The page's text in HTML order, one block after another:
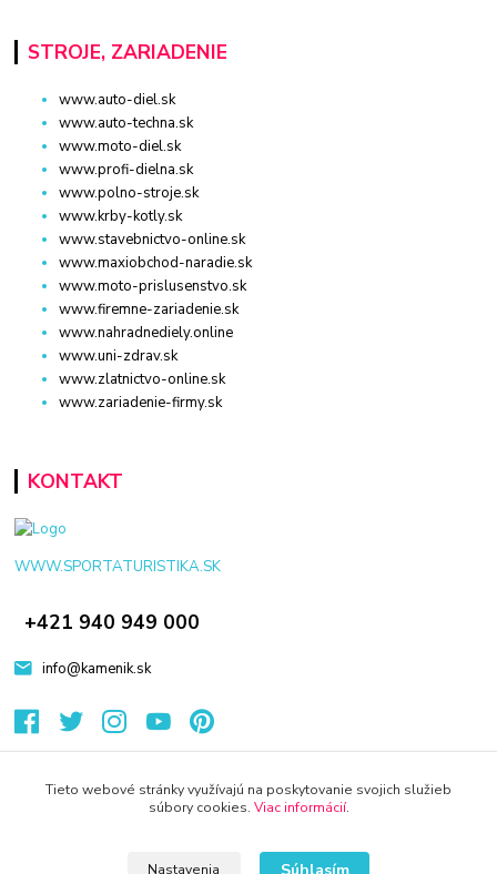
STROJE, ZARIADENIE
www.auto-diel.sk
www.auto-techna.sk
www.moto-diel.sk
www.profi-dielna.sk
www.polno-stroje.sk
www.krby-kotly.sk
www.stavebnictvo-online.sk
www.maxiobchod-naradie.sk
www.moto-prislusenstvo.sk
www.firemne-zariadenie.sk
www.nahradnediely.online
www.uni-zdrav.sk
www.zlatnictvo-online.sk
www.zariadenie-firmy.sk
KONTAKT
WWW.SPORTATURISTIKA.SK
+421 940 949 000
info@kamenik.sk
Eshop-rychlo.sk
Tieto webové stránky využívajú na poskytovanie svojich služieb
súbory cookies. Viac informácií.
Nastavenia